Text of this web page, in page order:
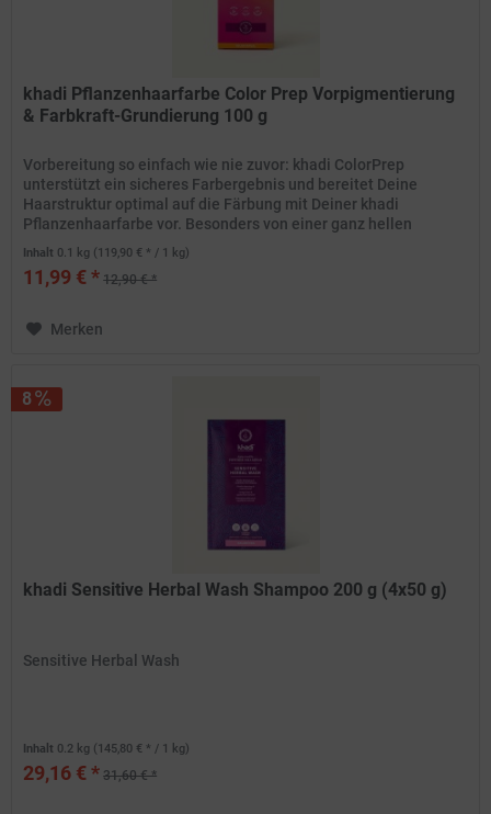
khadi Pflanzenhaarfarbe Color Prep Vorpigmentierung
& Farbkraft-Grundierung 100 g
Vorbereitung so einfach wie nie zuvor: khadi ColorPrep
unterstützt ein sicheres Farbergebnis und bereitet Deine
Haarstruktur optimal auf die Färbung mit Deiner khadi
Pflanzenhaarfarbe vor. Besonders von einer ganz hellen
Haarfarbe zu...
Inhalt 0.1 kg (119,90 € * / 1 kg)
11,99 € * 12,90 € *
Merken
8
khadi Sensitive Herbal Wash Shampoo 200 g (4x50 g)
Sensitive Herbal Wash
Inhalt 0.2 kg (145,80 € * / 1 kg)
29,16 € * 31,60 € *